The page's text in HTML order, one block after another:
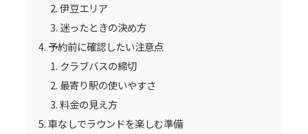
伊豆エリア
迷ったときの決め方
予約前に確認したい注意点
クラブバスの締切
最寄り駅の使いやすさ
料金の見え方
車なしでラウンドを楽しむ準備